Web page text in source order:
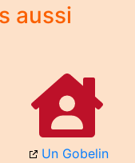
aussi
Un Gobelin